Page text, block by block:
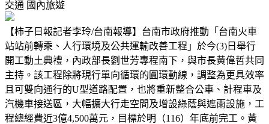
交通 國內旅遊
【柿子日報記者李玲/台南報導】台南市政府推動「台南火車
站站前轉乘、人行環境及公共運輸改善工程」於今(3)日舉行
開工動土典禮，內政部長劉世芳專程南下，與市長黃偉哲共同
主持。該工程除將現行單向循環的圓環動線，調整為更具效率
且可雙向通行的U型道路配置，也將重新整合公車、計程車及
汽機車接送區，大幅擴大行走空間及增設綠蔭與遮雨設施，工
程總經費近3億4,500萬元，目標於明（116）年底前完工。黃